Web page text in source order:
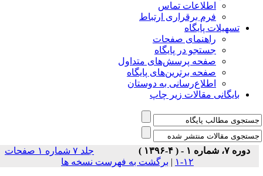
اطلاعات تماس
فرم برقراری ارتباط
تسهیلات پایگاه
راهنمای صفحات
جستجو در پایگاه
صفحه پرسش‌های متداول
صفحه برترین‌های پایگاه
اطلاع‌رسانی به دوستان
بایگانی مقالات زیر چاپ
دوره ۷، شماره ۱ - ( ۴-۱۳۹۶ )
جلد ۷ شماره ۱ صفحات
۱۲-۱
| برگشت به فهرست نسخه ها